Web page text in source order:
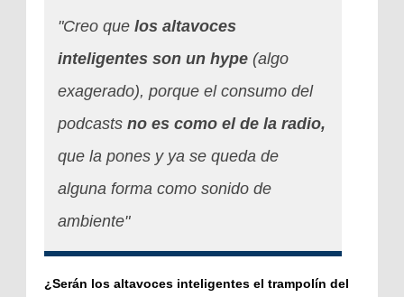
"Creo que los altavoces
inteligentes son un hype (algo
exagerado), porque el consumo del
podcasts no es como el de la radio,
que la pones y ya se queda de
alguna forma como sonido de
ambiente"
¿Serán los altavoces inteligentes el trampolín del